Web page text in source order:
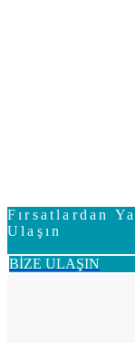
Fırsatlardan
Ulaşın
BİZE ULAŞIN